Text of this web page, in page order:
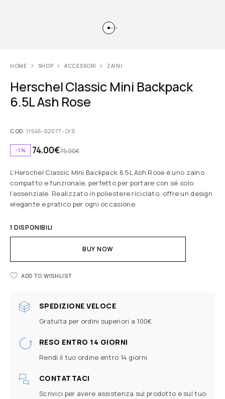
HOME SHOP ACCESSORI ZAINI
Herschel Classic Mini Backpack
6.5L Ash Rose
COD:11545-02077-O/S
-1% 75.00€
74.00€
L’Herschel Classic Mini Backpack 6.5L Ash Rose è uno zaino
compatto e funzionale, perfetto per portare con sé solo
l’essenziale. Realizzato in poliestere riciclato, offre un design
elegante e pratico per ogni occasione.
1 DISPONIBILI
BUY NOW
ADD TO WISHLIST
SPEDIZIONE VELOCE
Gratuita per ordini superiori a 100€
RESO ENTRO 14 GIORNI
Rendi il tuo ordine entro 14 giorni
CONTATTACI
Scrivici per avere assistenza sul prodotto e sul tuo